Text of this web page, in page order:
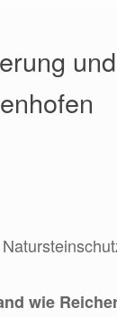
und
wie